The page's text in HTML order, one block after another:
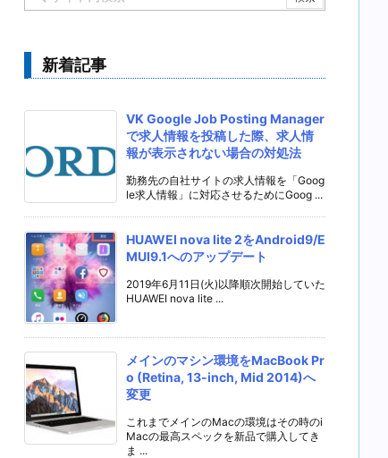
新着記事
VK Google Job Posting Manager
で求人情報を投稿した際、求人情
報が表示されない場合の対処法
勤務先の自社サイトの求人情報を「Goog
le求人情報」に対応させるためにGoog ...
HUAWEI nova lite 2をAndroid9/E
MUI9.1へのアップデート
2019年6月11日(火)以降順次開始していた
HUAWEI nova lite ...
メインのマシン環境をMacBook Pr
o (Retina, 13-inch, Mid 2014)へ
変更
これまでメインのMacの環境はその時のi
Macの最高スペックを新品で購入してき
ま ...